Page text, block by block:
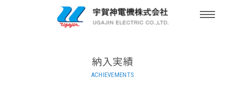
納入実績
ACHIEVEMENTS